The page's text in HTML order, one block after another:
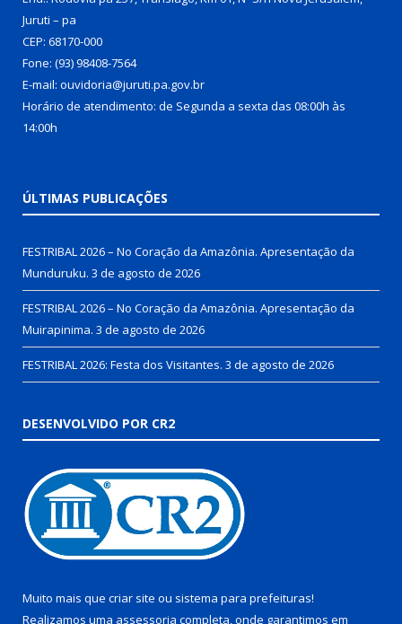
Juruti – pa
CEP: 68170-000
Fone: (93) 98408-7564
E-mail: ouvidoria@juruti.pa.gov.br
Horário de atendimento: de Segunda a sexta das 08:00h às
14:00h
ÚLTIMAS PUBLICAÇÕES
FESTRIBAL 2026 – No Coração da Amazônia. Apresentação da
Munduruku. 3 de agosto de 2026
FESTRIBAL 2026 – No Coração da Amazônia. Apresentação da
Muirapinima. 3 de agosto de 2026
FESTRIBAL 2026: Festa dos Visitantes. 3 de agosto de 2026
DESENVOLVIDO POR CR2
Muito mais que criar site ou sistema para prefeituras!
Realizamos uma assessoria completa, onde garantimos em